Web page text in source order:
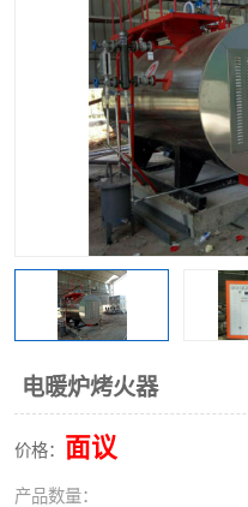
电暖炉烤火器
价格： 面议
产品数量：